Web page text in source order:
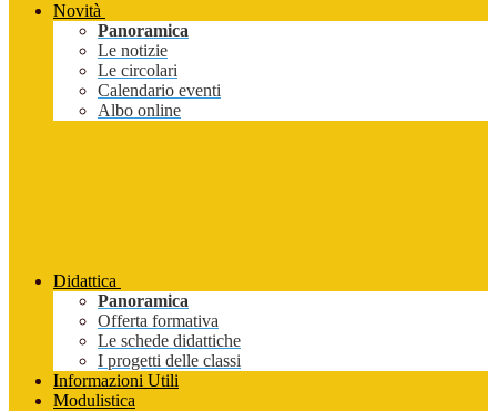
Novità
Panoramica
Le notizie
Le circolari
Calendario eventi
Albo online
Didattica
Panoramica
Offerta formativa
Le schede didattiche
I progetti delle classi
Informazioni Utili
Modulistica